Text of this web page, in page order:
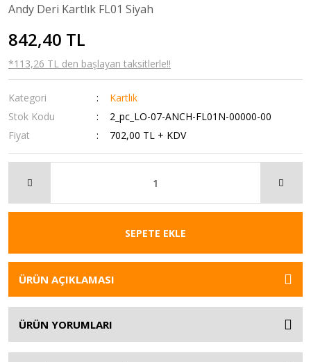
Andy Deri Kartlık FL01 Siyah
842,40 TL
*113,26 TL den başlayan taksitlerle!!
Kategori
Kartlık
Stok Kodu
2_pc_LO-07-ANCH-FL01N-00000-00
Fiyat
702,00 TL + KDV
SEPETE EKLE
ÜRÜN AÇIKLAMASI
ÜRÜN YORUMLARI